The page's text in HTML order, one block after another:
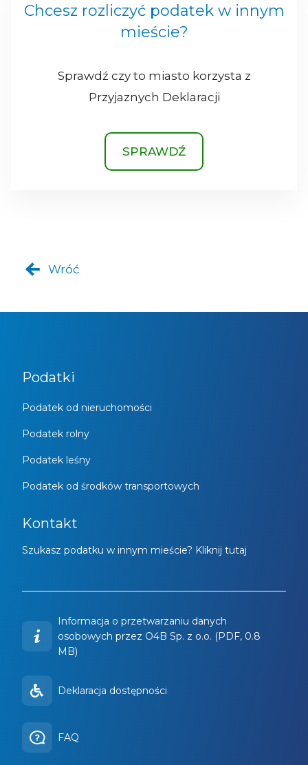
Chcesz rozliczyć podatek w innym
mieście?
Sprawdź czy to miasto korzysta z
Przyjaznych Deklaracji
SPRAWDŹ
Wróć
Podatki
Podatek od nieruchomości
Podatek rolny
Podatek leśny
Podatek od środków transportowych
Kontakt
Szukasz podatku w innym mieście? Kliknij tutaj
Informacja o przetwarzaniu danych
osobowych przez O4B Sp. z o.o. (PDF, 0.8
MB)
Deklaracja dostępności
FAQ